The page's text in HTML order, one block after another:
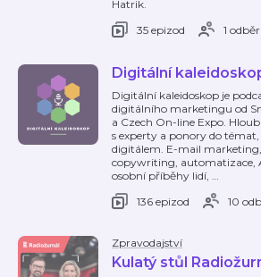
Hatrik.
35 epizod
1
Digitální
Digitální kaleidoskop je
digitálního marketingu od
a Czech On-line Expo.
s experty a ponory do
digitálem. E-mail
copywriting, automatizace,
osobní příběhy lidí, …
136 epizod
10
Zpravodajství
Kulatý stůl